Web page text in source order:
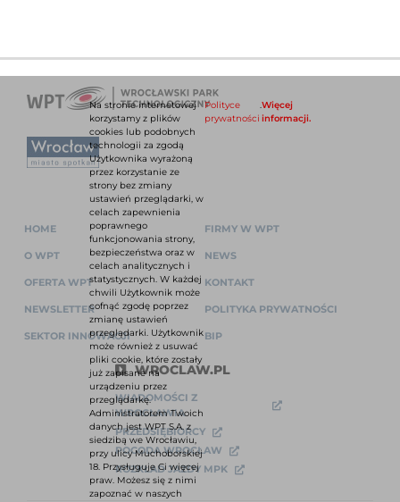
HOME
O WPT
OFERTA WPT
NEWSLETTER
SEKTOR INNOWACJI
FIRMY W WPT
NEWS
KONTAKT
POLITYKA PRYWATNOŚCI
BIP
WROCLAW.PL
WIADOMOŚCI Z
WROCŁAWIA
PRZEDSIĘBIORCY
POGODA WROCŁAW
ROZKŁAD JAZDY MPK
Na stronie internetowej
korzystamy z plików
cookies lub podobnych
technologii za zgodą
Użytkownika wyrażoną
przez korzystanie ze
strony bez zmiany
ustawień przeglądarki, w
celach zapewnienia
poprawnego
funkcjonowania strony,
bezpieczeństwa oraz w
celach analitycznych i
statystycznych. W każdej
chwili Użytkownik może
cofnąć zgodę poprzez
zmianę ustawień
przeglądarki. Użytkownik
może również z usuwać
pliki cookie, które zostały
już zapisane na
urządzeniu przez
przeglądarkę.
Administratorem Twoich
danych jest WPT S.A. z
siedzibą we Wrocławiu,
przy ulicy Muchoborskiej
18. Przysługuje Ci więcej
praw. Możesz się z nimi
zapoznać w naszych
Polityce
prywatności
Więcej
informacji.